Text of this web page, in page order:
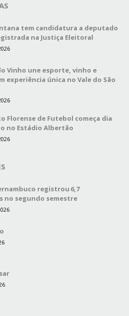
tem candidatura a deputado
na Justiça Eleitoral
Vinho une esporte, vinho e
experiência única no Vale do São
Florense de Futebol começa dia
no Estádio Albertão
registrou 6,7
no segundo semestre